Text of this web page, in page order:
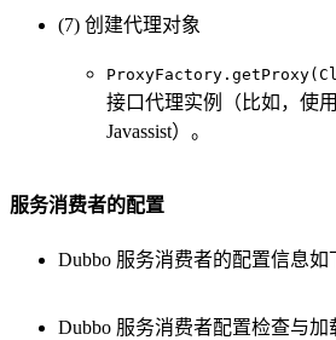
(7) 创建代理对象
接口代理实例（比如，使
Javassist）。
服务消费者的配置
Dubbo 服务消费者的配置信息如
Dubbo 服务消费者配置检查与加